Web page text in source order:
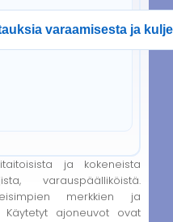
varaamisesta ja
ja kokeneista
varauspäälliköistä.
merkkien ja
Käytetyt ajoneuvot ovat